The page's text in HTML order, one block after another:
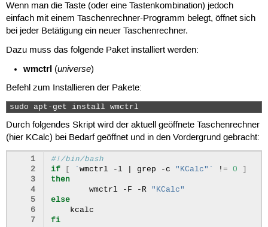
Wenn man die Taste (oder eine Tastenkombination) jedoch
einfach mit einem Taschenrechner-Programm belegt, öffnet sich
bei jeder Betätigung ein neuer Taschenrechner.
Dazu muss das folgende Paket installiert werden:
wmctrl (universe)
Befehl zum Installieren der Pakete:
sudo apt-get install wmctrl
Durch folgendes Skript wird der aktuell geöffnete Taschenrechner
(hier KCalc) bei Bedarf geöffnet und in den Vordergrund gebracht:
1
2
3
4
5
6
7
#!/bin/bash
if
`wmctrl -l grep -c "KCalc" ` != 0
then
wmctrl
-F -R
"KCalc"
else
fi